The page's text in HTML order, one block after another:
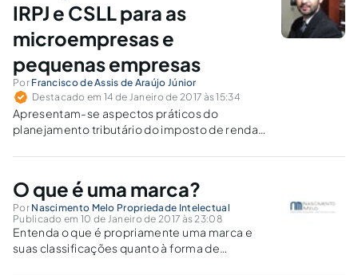
IRPJ e CSLL para as
microempresas e
pequenas empresas
Por Francisco de Assis de Araújo Júnior
Destacado em 14 de Janeiro de 2017 às 15:34
Apresentam-se aspectos práticos do
planejamento tributário do imposto de renda
sobre lucro líquido para microempresas e
vantagens e desvantagens da escolha do
regime de tributação adequado para as
empresas.
O que é uma marca?
Por Nascimento Melo Propriedade Intelectual
Publicado em 10 de Janeiro de 2017 às 23:08
Entenda o que é propriamente uma marca e
suas classificações quanto à forma de